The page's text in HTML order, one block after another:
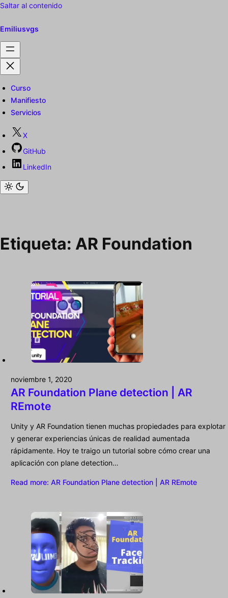
Saltar al contenido
Emiliusvgs
Curso
Manifiesto
Servicios
X
GitHub
LinkedIn
Etiqueta: AR Foundation
noviembre 1, 2020
AR Foundation Plane detection | AR
REmote
Unity y AR Foundation tienen muchas propiedades para explotar
y generar experiencias únicas de realidad aumentada
rápidamente. Hoy te traigo un tutorial sobre cómo crear una
aplicación con plane detection…
Read more: AR Foundation Plane detection | AR REmote